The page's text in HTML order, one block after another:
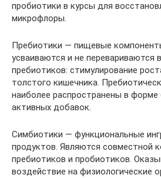
пробиотики в курсы для
микрофлоры.
Пребиотики — пищевые
усваиваются и не перевариваются
пребиотиков: стимулирование
толстого кишечника.
наиболее распространены в форме
активных добавок.
Симбиотики — функциональные
продуктов. Являются совместной
пребиотиков и пробиотиков.
воздействие на физиологические